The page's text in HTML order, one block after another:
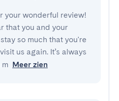
your wonderful review!
that you and your
so much that you're
us again. It’s always
Meer zien